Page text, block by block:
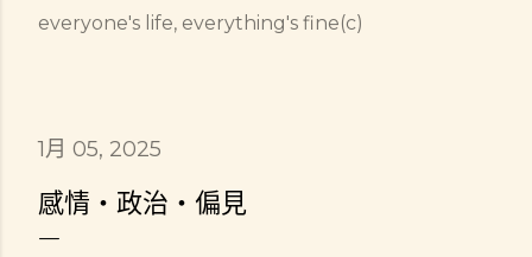
everyone's life, everything's fine(c)
1月 05, 2025
感情・政治・偏見